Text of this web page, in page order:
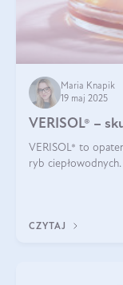
Maria Knapik
19 maj 2025
VERISOL® –
VERISOL® to
ryb ciepłowodnych. Składniki stymulują fibroblasty do
CZYTAJ